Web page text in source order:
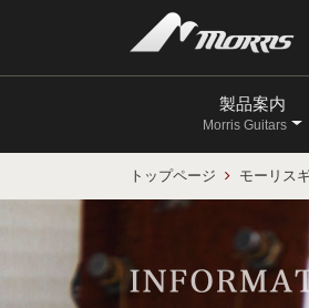
製品案内
Morris Guitars
トップページ モーリス